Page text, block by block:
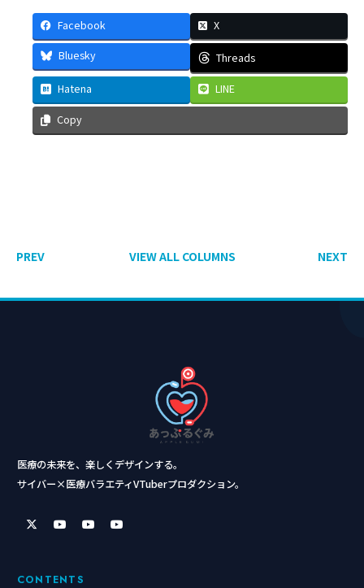
Facebook
X
Bluesky
Threads
Hatena
LINE
Copy
PREV VIEW ALL COLUMNS NEXT
医療の未来を、楽しくデザインする。
サイバー×医療バラエティVTuberプロダクション。
CONTENTS